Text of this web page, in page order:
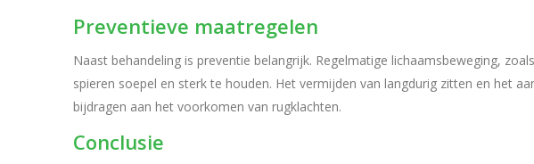
Preventieve maatregelen
Naast behandeling is preventie belangrijk. Regelmatige lichaamsbeweging,
spieren soepel en sterk te houden. Het vermijden van langdurig zitten en het
bijdragen aan het voorkomen van rugklachten.
Conclusie